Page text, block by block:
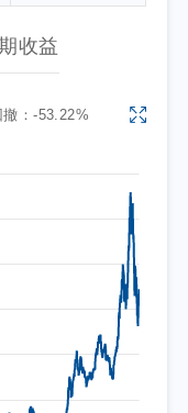
收益
撤：-53.22%